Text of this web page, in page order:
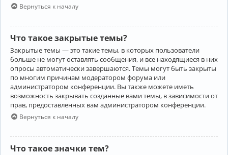
Вернуться к началу
Что такое закрытые темы?
Закрытые темы — это такие темы, в которых пользователи
больше не могут оставлять сообщения, и все находящиеся в них
опросы автоматически завершаются. Темы могут быть закрыты
по многим причинам модератором форума или
администратором конференции. Вы также можете иметь
возможность закрывать созданные вами темы, в зависимости от
прав, предоставленных вам администратором конференции.
Вернуться к началу
Что такое значки тем?